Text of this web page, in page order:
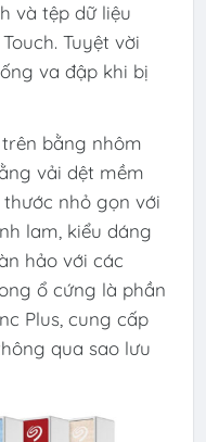
và tệp dữ liệu
Tuyệt vời
va đập khi bị
bằng nhôm
vải dệt mềm
thước nhỏ gọn với
lam, kiểu dáng
hảo với các
ổ cứng là phần
Plus, cung cấp
qua sao lưu